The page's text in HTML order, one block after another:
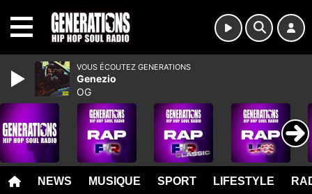
NEWS MUSIQUE SPORT LIFESTYLE
VOUS ÉCOUTEZ GENERATIONS
Genezio
OG